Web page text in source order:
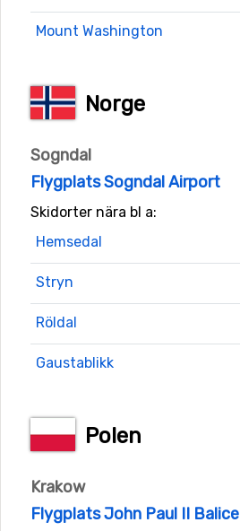
Mount Washington
Norge
Sogndal
Flygplats Sogndal Airport
Skidorter nära bl a:
Hemsedal
Stryn
Röldal
Gaustablikk
Polen
Krakow
Flygplats John Paul II Balice